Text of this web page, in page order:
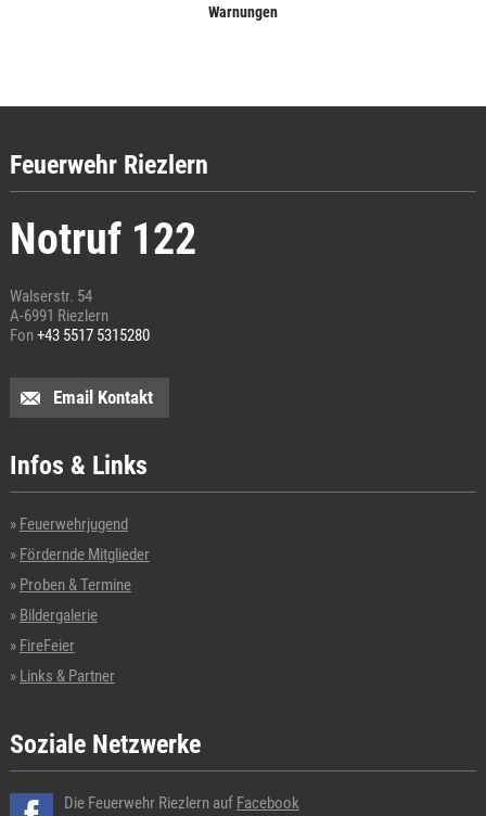
Warnungen
Feuerwehr Riezlern
Notruf 122
Walserstr. 54
A-6991 Riezlern
Fon+43 5517 5315280
Email Kontakt
Infos & Links
Feuerwehrjugend
Fördernde Mitglieder
Proben & Termine
Bildergalerie
FireFeier
Links & Partner
Soziale Netzwerke
Die Feuerwehr Riezlern auf Facebook